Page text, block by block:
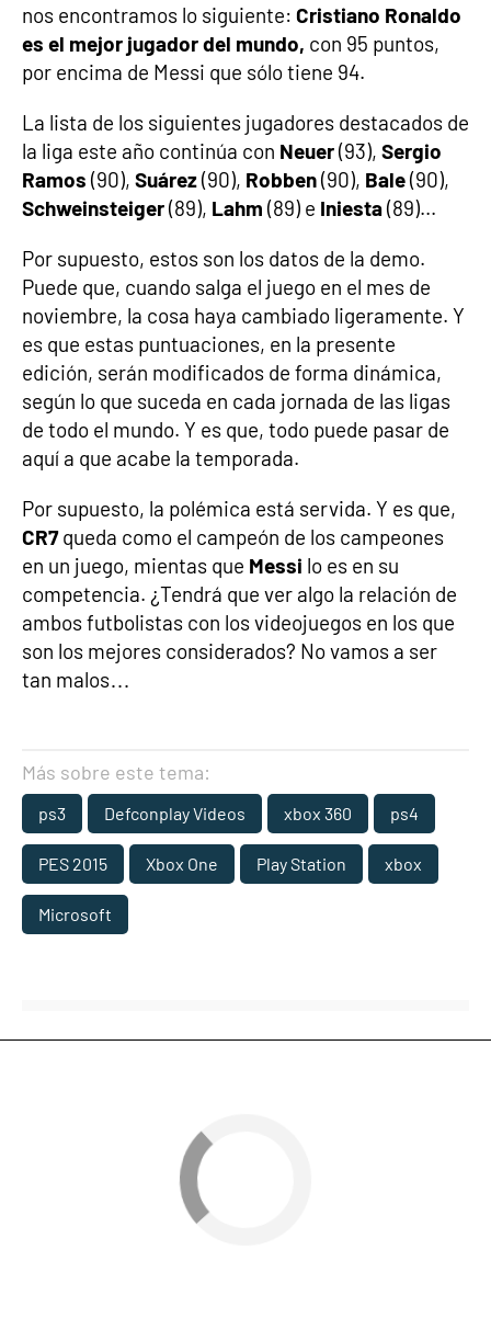
nos encontramos lo siguiente: Cristiano Ronaldo
es el mejor jugador del mundo, con 95 puntos,
por encima de Messi que sólo tiene 94.
La lista de los siguientes jugadores destacados de
la liga este año continúa con Neuer(93), Sergio
Ramos (90), Suárez(90), Robben(90), Bale(90),
Schweinsteiger(89), Lahm (89) e Iniesta(89)...
Por supuesto, estos son los datos de la demo.
Puede que, cuando salga el juego en el mes de
noviembre, la cosa haya cambiado ligeramente. Y
es que estas puntuaciones, en la presente
edición, serán modificados de forma dinámica,
según lo que suceda en cada jornada de las ligas
de todo el mundo. Y es que, todo puede pasar de
aquí a que acabe la temporada.
Por supuesto, la polémica está servida. Y es que,
CR7queda como el campeón de los campeones
en un juego, mientas que Messi lo es en su
competencia. ¿Tendrá que ver algo la relación de
ambos futbolistas con los videojuegos en los que
son los mejores considerados? No vamos a ser
tan malos…
Más sobre este tema:
ps3 Defconplay Videos xbox 360 ps4
PES 2015 Xbox One Play Station xbox
Microsoft